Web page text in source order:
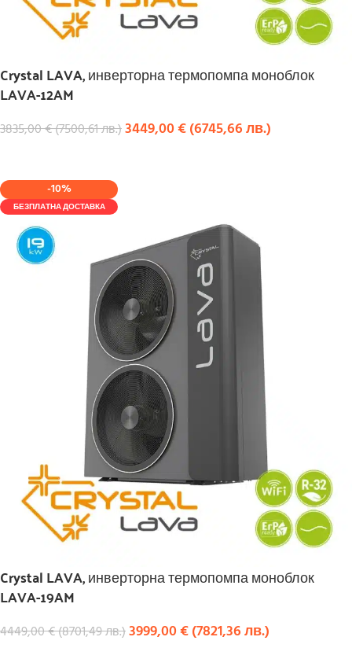
Crystal LAVA, инверторна термопомпа моноблок
LAVA-12AM
3835,00€(7500,61лв.)3449,00€(6745,66лв.)
-10%
БЕЗПЛАТНА ДОСТАВКА
Crystal LAVA, инверторна термопомпа моноблок
LAVA-19AM
4449,00€(8701,49лв.)3999,00€(7821,36лв.)